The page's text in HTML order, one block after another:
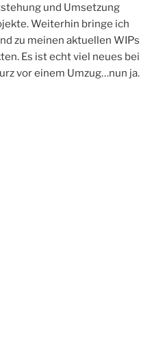
und Umsetzung
Weiterhin bringe ich
zu meinen aktuellen WIPs
Es ist echt viel neues bei
vor einem Umzug…nun ja.